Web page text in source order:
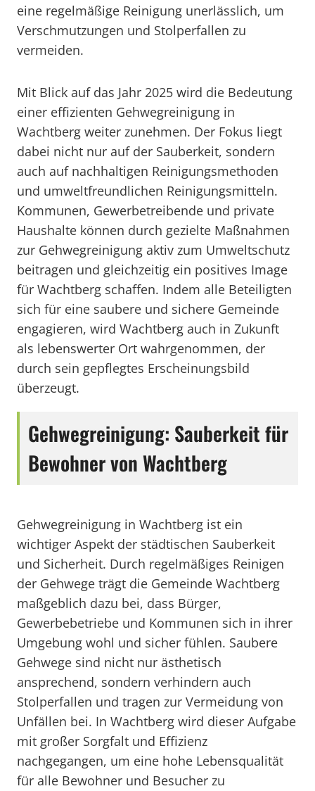
eine regelmäßige Reinigung unerlässlich, um
Verschmutzungen und Stolperfallen zu
vermeiden.
Mit Blick auf das Jahr 2025 wird die Bedeutung
einer effizienten Gehwegreinigung in
Wachtberg weiter zunehmen. Der Fokus liegt
dabei nicht nur auf der Sauberkeit, sondern
auch auf nachhaltigen Reinigungsmethoden
und umweltfreundlichen Reinigungsmitteln.
Kommunen, Gewerbetreibende und private
Haushalte können durch gezielte Maßnahmen
zur Gehwegreinigung aktiv zum Umweltschutz
beitragen und gleichzeitig ein positives Image
für Wachtberg schaffen. Indem alle Beteiligten
sich für eine saubere und sichere Gemeinde
engagieren, wird Wachtberg auch in Zukunft
als lebenswerter Ort wahrgenommen, der
durch sein gepflegtes Erscheinungsbild
überzeugt.
Gehwegreinigung: Sauberkeit für
Bewohner von Wachtberg
Gehwegreinigung in Wachtberg ist ein
wichtiger Aspekt der städtischen Sauberkeit
und Sicherheit. Durch regelmäßiges Reinigen
der Gehwege trägt die Gemeinde Wachtberg
maßgeblich dazu bei, dass Bürger,
Gewerbebetriebe und Kommunen sich in ihrer
Umgebung wohl und sicher fühlen. Saubere
Gehwege sind nicht nur ästhetisch
ansprechend, sondern verhindern auch
Stolperfallen und tragen zur Vermeidung von
Unfällen bei. In Wachtberg wird dieser Aufgabe
mit großer Sorgfalt und Effizienz
nachgegangen, um eine hohe Lebensqualität
für alle Bewohner und Besucher zu